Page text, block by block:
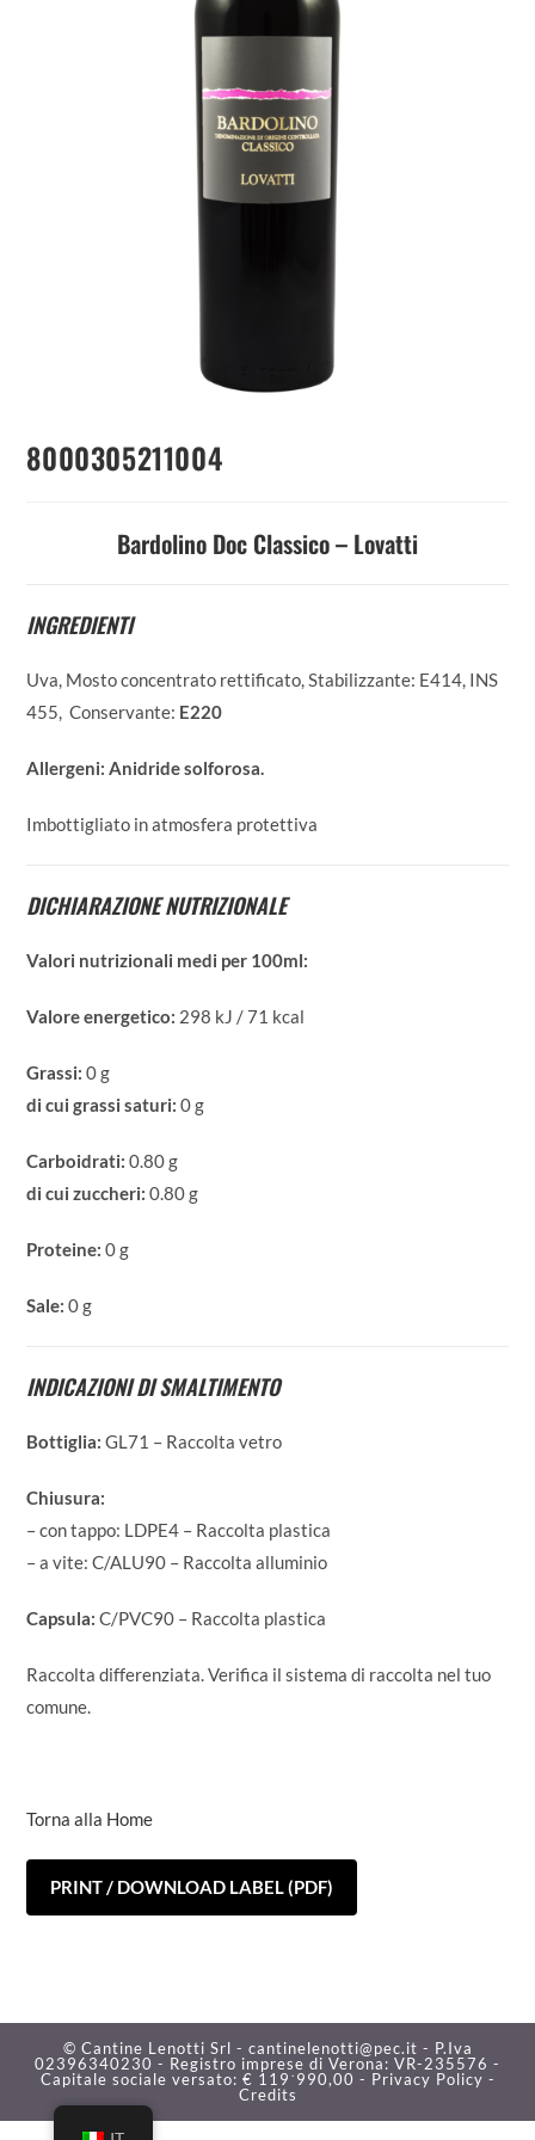
8000305211004
Bardolino Doc Classico – Lovatti
INGREDIENTI
Uva, Mosto concentrato rettificato, Stabilizzante: E414, INS
455, Conservante: E220
Allergeni: Anidride solforosa.
Imbottigliato in atmosfera protettiva
DICHIARAZIONE NUTRIZIONALE
Valori nutrizionali medi per 100ml:
Valore energetico: 298 kJ / 71 kcal
Grassi: 0 g
di cui grassi saturi: 0 g
Carboidrati: 0.80 g
di cui zuccheri: 0.80 g
Proteine:0 g
Sale:0 g
INDICAZIONI DI SMALTIMENTO
Bottiglia:GL71 – Raccolta vetro
Chiusura:
– con tappo: LDPE4 – Raccolta plastica
– a vite: C/ALU90 – Raccolta alluminio
Capsula:C/PVC90 – Raccolta plastica
Raccolta differenziata. Verifica il sistema di raccolta nel tuo
comune.
Torna alla Home
PRINT / DOWNLOAD LABEL (PDF)
© Cantine Lenotti Srl - cantinelenotti@pec.it - P.Iva
02396340230 - Registro imprese di Verona: VR-235576 -
Capitale sociale versato: € 119˙990,00 - Privacy Policy -
Credits